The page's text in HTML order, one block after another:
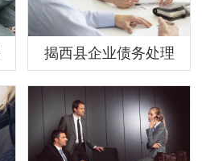
揭西县企业债务处理